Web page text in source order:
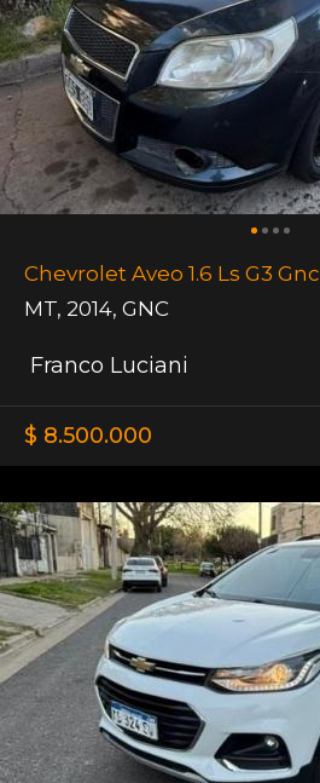
Chevrolet Aveo 1.6 Ls G3 Gnc
MT, 2014, GNC
Franco Luciani
$ 8.500.000